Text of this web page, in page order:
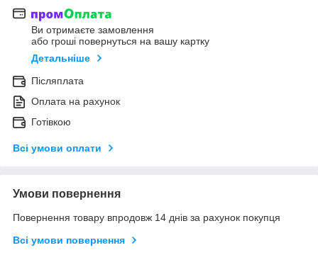
Ви отримаєте замовлення
або гроші повернуться на вашу картку
Детальніше
Післяплата
Оплата на рахунок
Готівкою
Всі умови оплати
Умови повернення
Повернення товару впродовж 14 днів за рахунок покупця
Всі умови повернення